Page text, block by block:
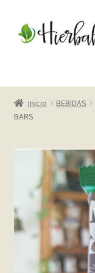
aal
Inicio
About Us
Blog
Carrito
Cart
Checkout
Inicio BEBIDAS
BARS